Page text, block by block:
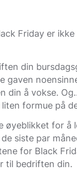
Friday er
din
gaven
din å vokse.
formue på
øyeblikket for å
siste par
for Black
til bedriften din.